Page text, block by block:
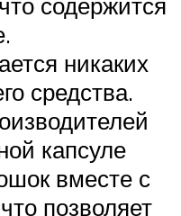
никаких
средства.
капсуле
вместе с
позволяет